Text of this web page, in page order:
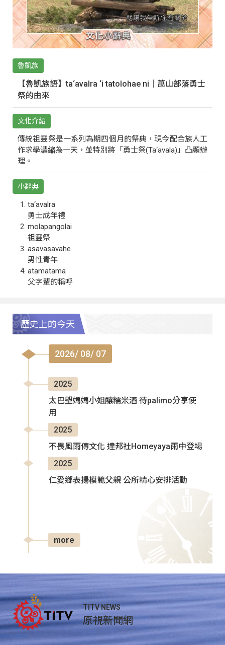
魯凱族
【魯凱族語】ta‘avalra ‘i tatolohae ni｜萬山部落勇士
祭的由來
文化介紹
傳統祖靈祭是一系列為期四個月的祭典，現今配合族人工
作求學濃縮為一天，並特別將「勇士祭(Ta‘avala)」凸顯辦
理。
小辭典
ta‘avalra
勇士成年禮
molapangolai
祖靈祭
asavasavahe
男性青年
atamatama
父字輩的稱呼
歷史上的今天
2026/ 08/ 07
2025
太巴塱媽媽小姐釀糯米酒 待palimo分享使
用
2025
不畏風雨傳文化 達邦社Homeyaya雨中登場
2025
仁愛鄉表揚模範父親 公所精心安排活動
more
TITV NEWS
原視新聞網